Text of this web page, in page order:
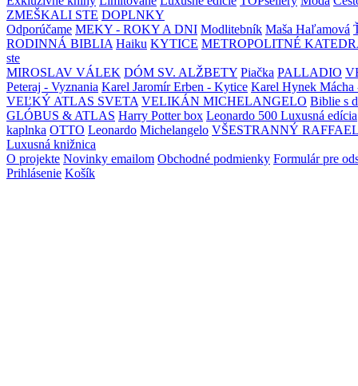
ZMEŠKALI STE DOPLNKY
Odporúčame MEKY - ROKY A DNI Modlitebník Maša Haľamová
RODINNÁ BIBLIA Haiku KYTICE METROPOLITNÉ
ste
MIROSLAV VÁLEK DÓM SV. ALŽBETY Piačka PALLADIO
Peteraj - Vyznania Karel Jaromír Erben - Kytice Karel Hynek Mácha
VEĽKÝ ATLAS SVETA VELIKÁN MICHELANGELO Biblie s
GLÓBUS & ATLAS Harry Potter box Leonardo 500 Luxusná edícia
kaplnka OTTO Leonardo Michelangelo VŠESTRANNÝ
Luxusná knižnica
O projekte Novinky emailom Obchodné podmienky Formulár pre
Prihlásenie Košík